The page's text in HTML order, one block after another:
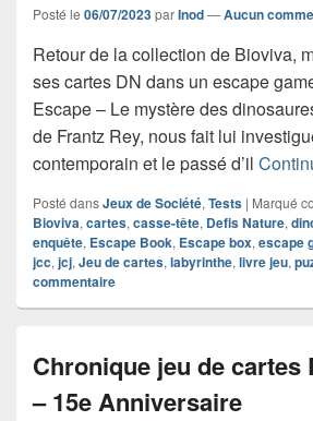
Posté le 06/07/2023parInod—Aucun
Retour de la collection de Bioviva,
ses cartes DN dans un escape
Escape – Le mystère des
de Frantz Rey, nous fait lui
contemporain et le passé d’il
Posté dansJeux de Société, Tests | Marqué
Bioviva, cartes, casse-tête, Defis Nature,
enquête, Escape Book, Escape box, escape
jcc, jcj, Jeu de cartes, labyrinthe, livre jeu,
commentaire
Chronique jeu de cartes
– 15e Anniversaire